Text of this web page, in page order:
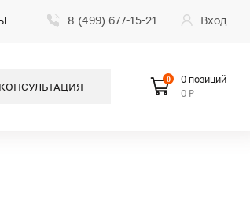
8 (499) 677-15-21 Вход
КОНСУЛЬТАЦИЯ
0
0 позиций
0 ₽